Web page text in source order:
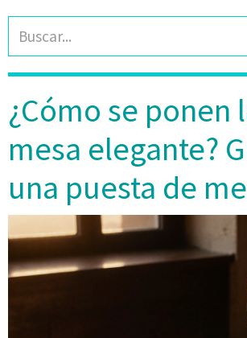
¿Cómo se ponen
mesa elegante?
una puesta de